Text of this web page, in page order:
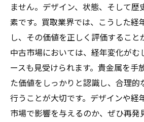
ません。デザイン、状態、そして歴
素です。買取業界では、こうした経
し、その価値を正しく評価すること
中古市場においては、経年変化がむ
ースも見受けられます。貴金属を手
た価値をしっかりと認識し、合理的
行うことが大切です。デザインや経
市場で影響を与えるのか、ぜひ再発